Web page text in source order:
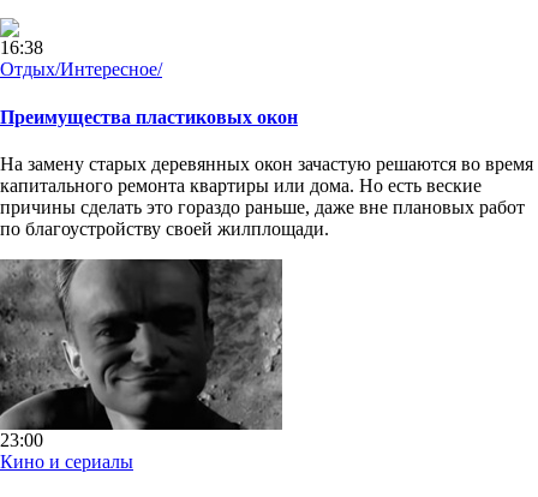
16:38
Отдых/Интересное/
Преимущества пластиковых окон
На замену старых деревянных окон зачастую решаются во время
капитального ремонта квартиры или дома. Но есть веские
причины сделать это гораздо раньше, даже вне плановых работ
по благоустройству своей жилплощади.
23:00
Кино и сериалы